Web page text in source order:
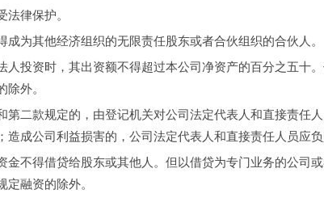
律保护。
其他经济组织的无限责任股东或者合伙组织的合伙人。
投资时，其出资额不得超过本公司净资产的百分之五十。
除外。
二款规定的，由登记机关对公司法定代表人和直接责任人
造成公司利益损害的，公司法定代表人和直接责任人员应负
得借贷给股东或其他人。但以借贷为专门业务的公司或
定融资的除外。